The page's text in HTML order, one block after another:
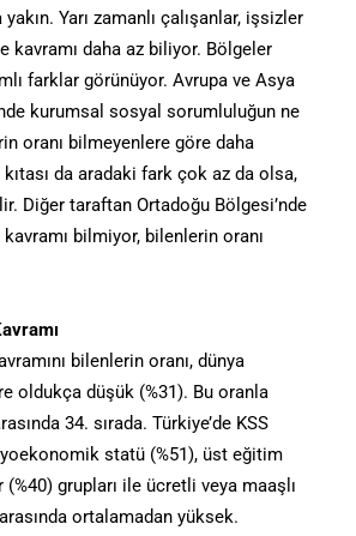
Yarı zamanlı çalışanlar, işsizler
kavramı daha az biliyor. Bölgeler
farklar görünüyor. Avrupa ve Asya
kurumsal sosyal sorumluluğun ne
oranı bilmeyenlere göre daha
da aradaki fark çok az da olsa,
Diğer taraftan Ortadoğu Bölgesi’nde
kavramı bilmiyor, bilenlerin oranı
bilenlerin oranı, dünya
oldukça düşük (%31). Bu oranla
34. sırada. Türkiye’de KSS
statü (%51), üst eğitim
(%40) grupları ile ücretli veya maaşlı
ortalamadan yüksek.